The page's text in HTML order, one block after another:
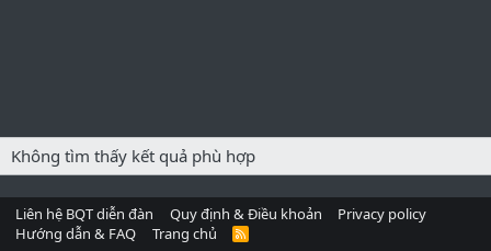
Không tìm thấy kết quả phù hợp
Liên hệ BQT diễn đàn Quy định & Điều khoản
Privacy policy
Hướng dẫn & FAQ
Trang chủ
R